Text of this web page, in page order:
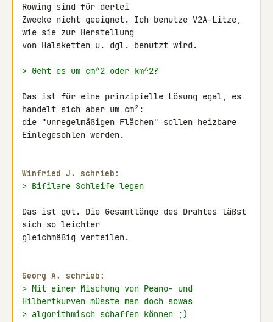
Rowing sind für derlei
Zwecke nicht geeignet. Ich benutze V2A-Litze,
wie sie zur Herstellung
von Halsketten u. dgl. benutzt wird.
> Geht es um cm^2 oder km^2?
Das ist für eine prinzipielle Lösung egal, es
handelt sich aber um cm²:
die "unregelmäßigen Flächen" sollen heizbare
Einlegesohlen werden.
Winfried J. schrieb:
> Bifilare Schleife legen
Das ist gut. Die Gesamtlänge des Drahtes läßst
sich so leichter
gleichmäßig verteilen.
Georg A. schrieb:
> Mit einer Mischung von Peano- und
Hilbertkurven müsste man doch sowas
> algorithmisch schaffen können ;)